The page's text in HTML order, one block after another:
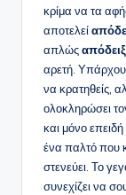
κρίμα να τα
αποτελεί
απλώς
αρετή.
να κρατηθείς,
ολοκληρώσει
και μόνο
ένα παλτό που
στενεύει. Το
συνεχίζει να